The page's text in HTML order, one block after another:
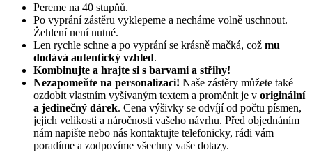
Pereme na 40 stupňů.
Po vyprání zástěru vyklepeme a necháme volně uschnout.
Žehlení není nutné.
Len rychle schne a po vyprání se krásně mačká, což mu
dodává autentický vzhled.
Kombinujte a hrajte si s barvami a střihy!
Nezapomeňte na personalizaci! Naše zástěry můžete také
ozdobit vlastním vyšívaným textem a proměnit je v originální
a jedinečný dárek. Cena výšivky se odvíjí od počtu písmen,
jejich velikosti a náročnosti vašeho návrhu. Před objednáním
nám napište nebo nás kontaktujte telefonicky, rádi vám
poradíme a zodpovíme všechny vaše dotazy.